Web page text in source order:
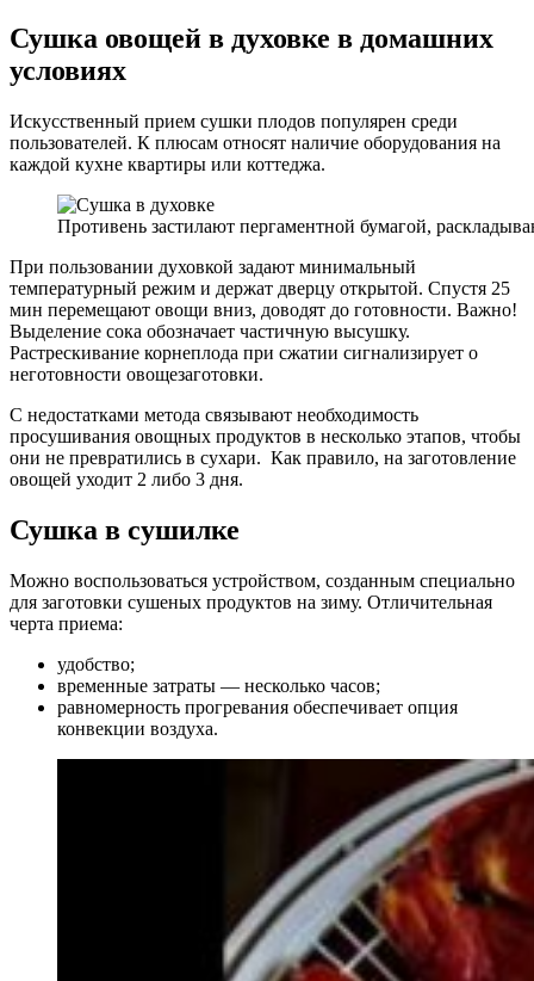
Сушка овощей в духовке в домашних
условиях
Искусственный прием сушки плодов популярен среди
пользователей. К плюсам относят наличие оборудования на
каждой кухне квартиры или коттеджа.
Противень застилают пергаментной бумагой,
При пользовании духовкой задают минимальный
температурный режим и держат дверцу открытой. Спустя 25
мин перемещают овощи вниз, доводят до готовности. Важно!
Выделение сока обозначает частичную высушку.
Растрескивание корнеплода при сжатии сигнализирует о
неготовности овощезаготовки.
С недостатками метода связывают необходимость
просушивания овощных продуктов в несколько этапов, чтобы
они не превратились в сухари. Как правило, на заготовление
овощей уходит 2 либо 3 дня.
Сушка в сушилке
Можно воспользоваться устройством, созданным специально
для заготовки сушеных продуктов на зиму. Отличительная
черта приема:
удобство;
временные затраты — несколько часов;
равномерность прогревания обеспечивает опция
конвекции воздуха.